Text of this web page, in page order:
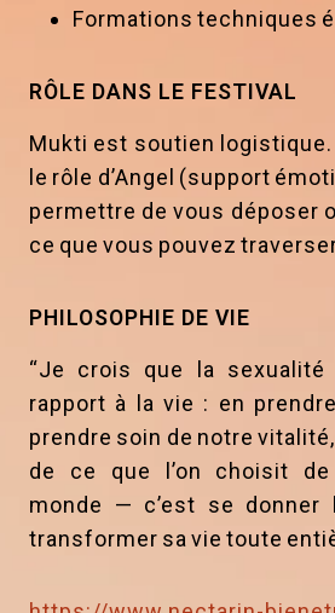
Formations techniques
RÔLE DANS LE FESTIVAL
Mukti est soutien logistique.
le rôle d’Angel (support
permettre de vous déposer
ce que vous pouvez
PHILOSOPHIE DE VIE
“Je crois que la
rapport à la vie : en
prendre soin de notre
de ce que l’on choisit
monde — c’est se donner
transformer sa vie toute